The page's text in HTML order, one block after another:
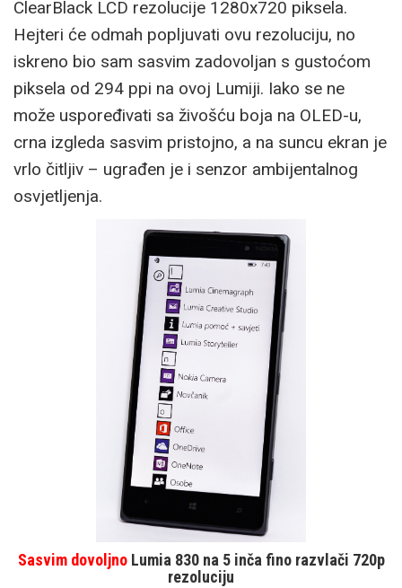
ClearBlack LCD rezolucije 1280x720 piksela.
Hejteri će odmah popljuvati ovu rezoluciju, no
iskreno bio sam sasvim zadovoljan s gustoćom
piksela od 294 ppi na ovoj Lumiji. Iako se ne
može uspoređivati sa živošću boja na OLED-u,
crna izgleda sasvim pristojno, a na suncu ekran je
vrlo čitljiv – ugrađen je i senzor ambijentalnog
osvjetljenja.
Sasvim dovoljnoLumia 830 na 5 inča fino razvlači 720p
rezoluciju